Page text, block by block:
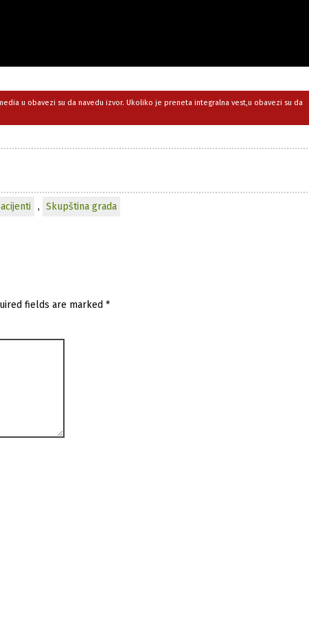
u obavezi su da navedu izvor. Ukoliko je preneta integralna vest,u obavezi su da
, Skupština grada
fields are marked *